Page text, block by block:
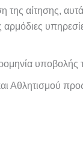
της αίτησης,
υποβολής
Αθλητισμού